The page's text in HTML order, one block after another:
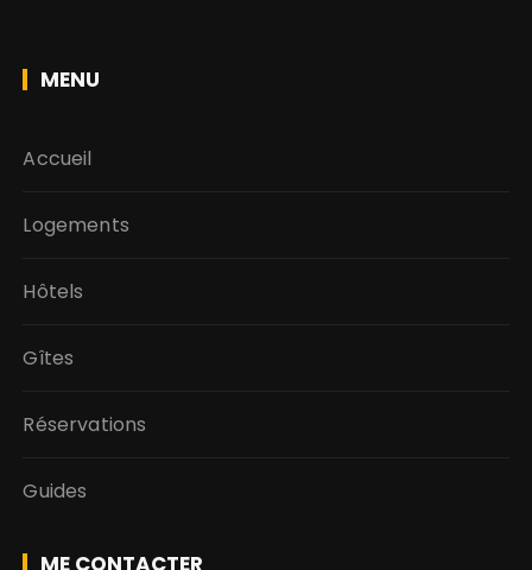
MENU
Accueil
Logements
Hôtels
Gîtes
Réservations
Guides
ME CONTACTER